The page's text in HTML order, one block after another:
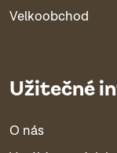
Velkoobchod
Užitečné
O nás